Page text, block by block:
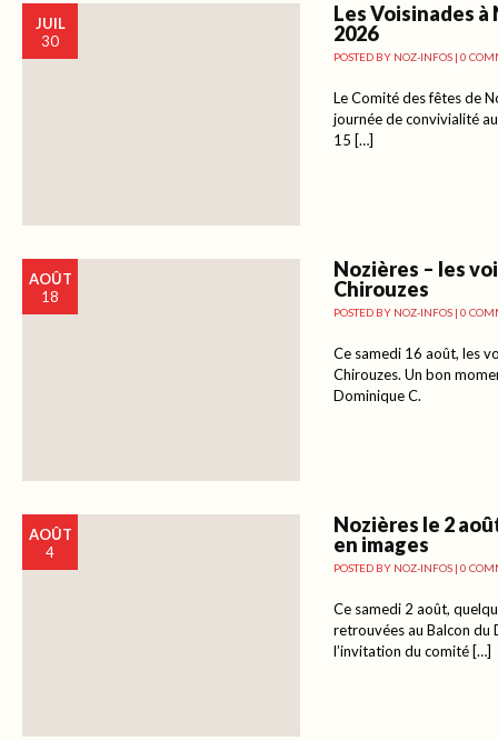
JUIL
30
Les Voisinades
2026
POSTED BY NOZ-INFOS | 0
Le Comité des fêtes de
journée de convivialité
15 […]
AOÛT
18
Nozières – les
Chirouzes
POSTED BY NOZ-INFOS | 0
Ce samedi 16 août, les
Chirouzes. Un bon
Dominique C.
AOÛT
4
Nozières le 2
en images
POSTED BY NOZ-INFOS | 0
Ce samedi 2 août,
retrouvées au Balcon du
l’invitation du comité […]